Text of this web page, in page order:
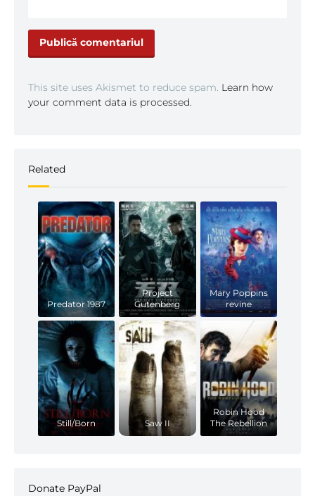
This site uses Akismet to reduce spam. Learn how
your comment data is processed.
Related
Predator 1987
Project
Gutenberg
Mary Poppins
revine
Still/Born Saw II
Robin Hood
The Rebellion
Donate PayPal